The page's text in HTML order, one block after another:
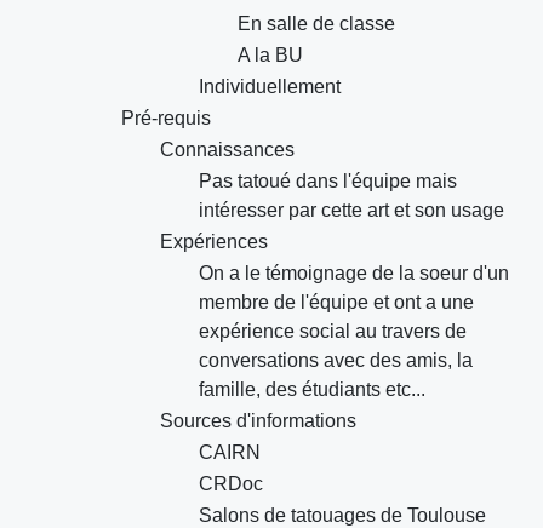
En salle de classe
A la BU
Individuellement
Pré-requis
Connaissances
Pas tatoué dans l'équipe mais
intéresser par cette art et son usage
Expériences
On a le témoignage de la soeur d'un
membre de l'équipe et ont a une
expérience social au travers de
conversations avec des amis, la
famille, des étudiants etc...
Sources d'informations
CAIRN
CRDoc
Salons de tatouages de Toulouse